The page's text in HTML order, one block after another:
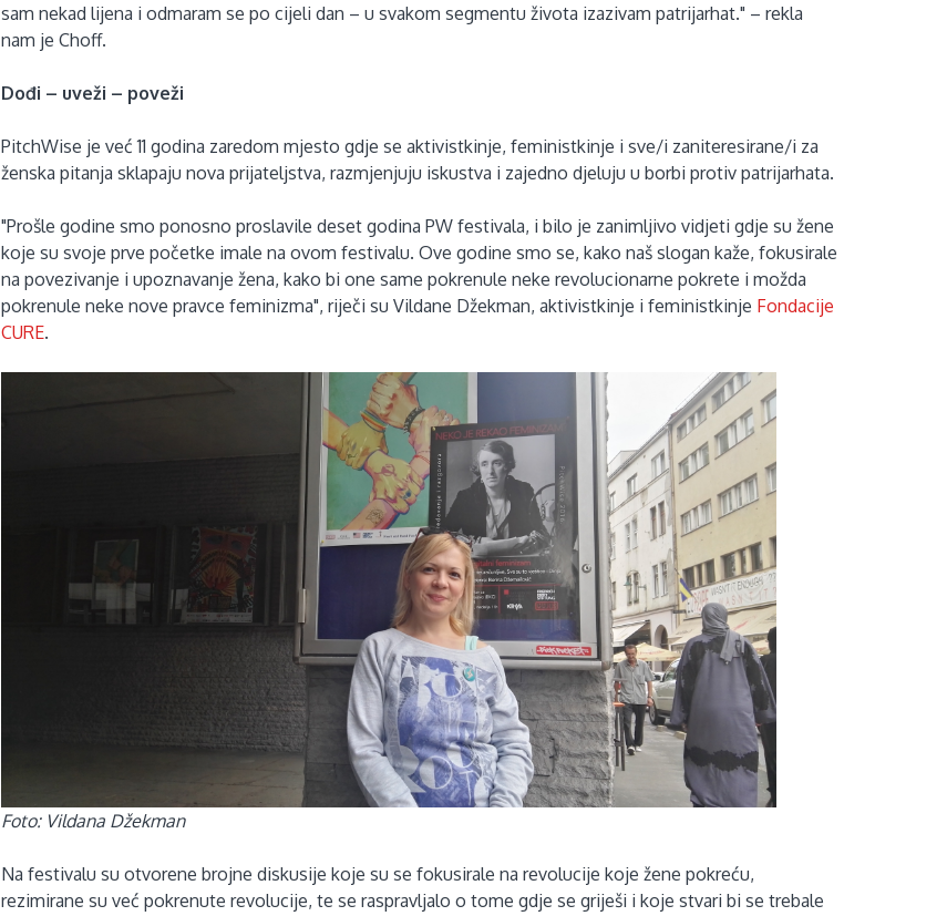
sam nekad lijena i odmaram se po cijeli dan – u svakom segmentu života izazivam patrijarhat." – rekla
nam je Choff.
Dođi – uveži – poveži
PitchWise je već 11 godina zaredom mjesto gdje se aktivistkinje, feministkinje i sve/i zaniteresirane/i za
ženska pitanja sklapaju nova prijateljstva, razmjenjuju iskustva i zajedno djeluju u borbi protiv patrijarhata.
"Prošle godine smo ponosno proslavile deset godina PW festivala, i bilo je zanimljivo vidjeti gdje su žene
koje su svoje prve početke imale na ovom festivalu. Ove godine smo se, kako naš slogan kaže, fokusirale
na povezivanje i upoznavanje žena, kako bi one same pokrenule neke revolucionarne pokrete i možda
pokrenule neke nove pravce feminizma", riječi su Vildane Džekman, aktivistkinje i feministkinje Fondacije
CURE.
Foto: Vildana Džekman
Na festivalu su otvorene brojne diskusije koje su se fokusirale na revolucije koje žene pokreću,
rezimirane su već pokrenute revolucije, te se raspravljalo o tome gdje se griješi i koje stvari bi se trebale